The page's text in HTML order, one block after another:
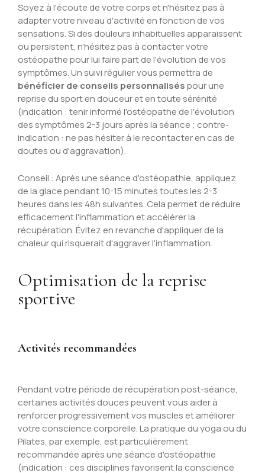
Soyez à l'écoute de votre corps et n'hésitez pas à
adapter votre niveau d'activité en fonction de vos
sensations. Si des douleurs inhabituelles apparaissent
ou persistent, n'hésitez pas à contacter votre
ostéopathe pour lui faire part de l'évolution de vos
symptômes. Un suivi régulier vous permettra de
bénéficier de conseils personnaliséspour une
reprise du sport en douceur et en toute sérénité
(indication : tenir informé l'ostéopathe de l'évolution
des symptômes 2-3 jours après la séance ; contre-
indication : ne pas hésiter à le recontacter en cas de
doutes ou d'aggravation).
Conseil : Après une séance d'ostéopathie, appliquez
de la glace pendant 10-15 minutes toutes les 2-3
heures dans les 48h suivantes. Cela permet de réduire
efficacement l'inflammation et accélérer la
récupération. Évitez en revanche d'appliquer de la
chaleur qui risquerait d'aggraver l'inflammation.
Optimisation de la reprise
sportive
Activités recommandées
Pendant votre période de récupération post-séance,
certaines activités douces peuvent vous aider à
renforcer progressivement vos muscles et améliorer
votre conscience corporelle. La pratique du yoga ou du
Pilates, par exemple, est particulièrement
recommandée après une séance d'ostéopathie
(indication : ces disciplines favorisent la conscience